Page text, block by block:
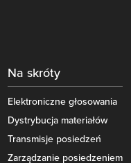
Na skróty
Elektroniczne głosowania
Dystrybucja materiałów
Transmisje posiedzeń
Zarządzanie posiedzeniem